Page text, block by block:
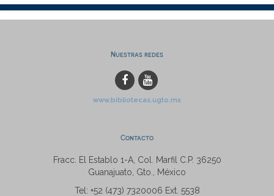
Nuestras redes
www.bibliotecas.ugto.mx
Contacto
Fracc. El Establo 1-A, Col. Marfil C.P. 36250
Guanajuato, Gto., México
Tel: +52 (473) 7320006 Ext. 5538